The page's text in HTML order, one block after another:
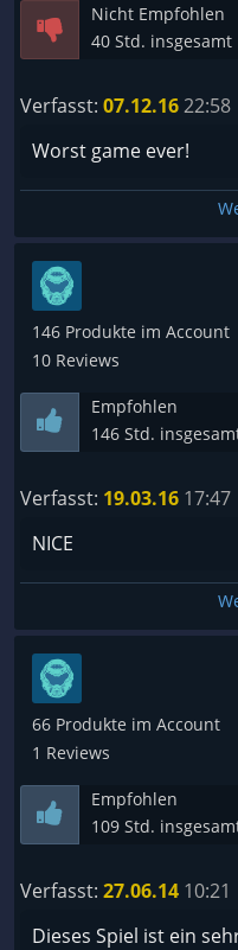
Nicht Empfohlen
40 Std. insgesamt
Verfasst: 07.12.1622:58
Worst game ever!
146 Produkte im Account
10 Reviews
Empfohlen
146 Std.
Verfasst: 19.03.16 17:47
NICE
66 Produkte im Account
1 Reviews
Empfohlen
109 Std.
Verfasst: 27.06.14 10:21
Dieses Spiel ist ein